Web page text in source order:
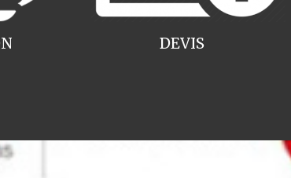
DEVIS